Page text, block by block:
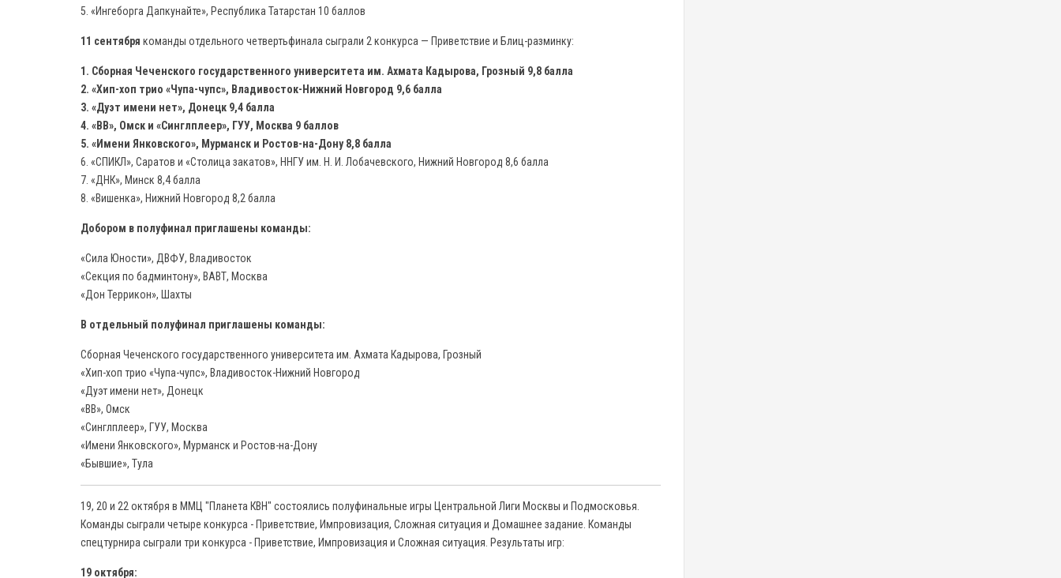
5. «Ингеборга Дапкунайте», Республика Татарстан 10 баллов
11 сентября команды отдельного четвертьфинала сыграли 2 конкурса — Приветствие и Блиц-разминку:
1. Сборная Чеченского государственного университета им. Ахмата Кадырова, Грозный 9,8 балла
2. «Хип-хоп трио «Чупа-чупс», Владивосток-Нижний Новгород 9,6 балла
3. «Дуэт имени нет», Донецк 9,4 балла
4. «ВВ», Омск и «Синглплеер», ГУУ, Москва 9 баллов
5. «Имени Янковского», Мурманск и Ростов-на-Дону 8,8 балла
6. «СПИКЛ», Саратов и «Столица закатов», ННГУ им. Н. И. Лобачевского, Нижний Новгород 8,6 балла
7. «ДНК», Минск 8,4 балла
8. «Вишенка», Нижний Новгород 8,2 балла
Добором в полуфинал приглашены команды:
«Сила Юности», ДВФУ, Владивосток
«Секция по бадминтону», ВАВТ, Москва
«Дон Террикон», Шахты
В отдельный полуфинал приглашены команды:
Сборная Чеченского государственного университета им. Ахмата Кадырова, Грозный
«Хип-хоп трио «Чупа-чупс», Владивосток-Нижний Новгород
«Дуэт имени нет», Донецк
«ВВ», Омск
«Синглплеер», ГУУ, Москва
«Имени Янковского», Мурманск и Ростов-на-Дону
«Бывшие», Тула
19, 20 и 22 октября в ММЦ "Планета КВН" состоялись полуфинальные игры Центральной Лиги Москвы и Подмосковья.
Команды сыграли четыре конкурса - Приветствие, Импровизация, Сложная ситуация и Домашнее задание. Команды
спецтурнира сыграли три конкурса - Приветствие, Импровизация и Сложная ситуация. Результаты игр:
19 октября: